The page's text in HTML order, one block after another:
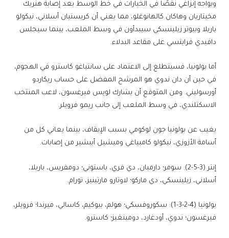
ويواجه إنزاغي نقصًا في الخيارات في خط الوسط بعد إصابة هنريك
مخيتاريان و​هاكان كالهانوغلو​، مما يعني أن ​كريستيان أسلاني​، ​نيكولو
باريلا​ و​بيوتر زيلينسكي​ سيبدأون في وسط الملعب، بينما سيجلس
دافيدي فرايتسي على مقاعد البدلاء.
أما بولونيا، فسيتطلع إلى الاعتماد على سانتياغو كاسترو في الهجوم،
في حين أن دان ندوي هو المرشح المفضل على حساب ريكاردو
أورسوليني. ومن المتوقع أن يشارك لويس فيرغسون، لاعب المنتخب
الاسكتلندي، في وسط الملعب إلى جانب ريمو فرويلر.
يغيب عن بولونيا جون لوكومي بسبب الإيقاف، بينما يعاني كل من
أسامة الأزوزي، نيكولو كامبياغي وميشيل أيبشير من إصابات.
إنتر (3-5-2): سومر؛ دارميان، دي فري، باستوني؛ دومفريس، باريلا،
أسلاني، زيلينسكي، دي ماركو؛ لاوتارو مارتينيز، تورام.
بولونيا (4-2-3-1): سكوروفسكي؛ هولم، بيوكيم، كاسالي، ميرندا؛ فرويلر،
فيرغسون؛ ندوي، أودغارد، دومينغيز؛ كاسترو.